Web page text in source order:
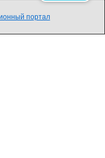
портал